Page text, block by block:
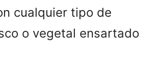
cualquier tipo de
o vegetal ensartado